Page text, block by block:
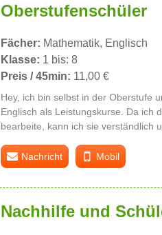
Oberstufenschüler
Fächer: Mathematik, Englisch
Klasse: 1 bis: 8
Preis / 45min: 11,00 €
Hey, ich bin selbst in der Oberstufe
Englisch als Leistungskurse. Da ich
bearbeite, kann ich sie verständlich
Nachricht Mobil
Nachhilfe und